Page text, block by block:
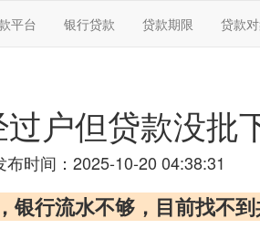
平台 银行贷款 贷款期限 贷款
户但贷款没批
布时间：2025-10-20 04:38:31
行流水不够，目前找不